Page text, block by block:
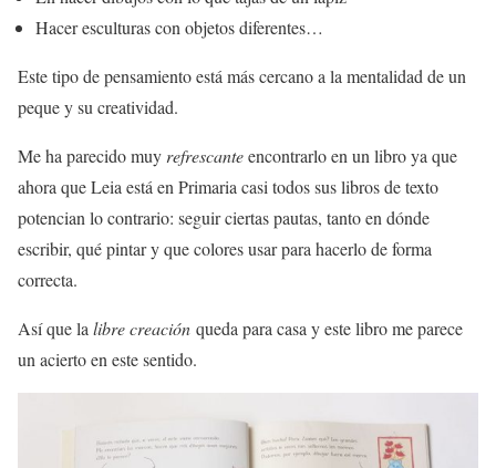
Hacer esculturas con objetos diferentes…
Este tipo de pensamiento está más cercano a la mentalidad de un
peque y su creatividad.
Me ha parecido muy refrescanteencontrarlo en un libro ya que
ahora que Leia está en Primaria casi todos sus libros de texto
potencian lo contrario: seguir ciertas pautas, tanto en dónde
escribir, qué pintar y que colores usar para hacerlo de forma
correcta.
Así que la libre creación queda para casa y este libro me parece
un acierto en este sentido.